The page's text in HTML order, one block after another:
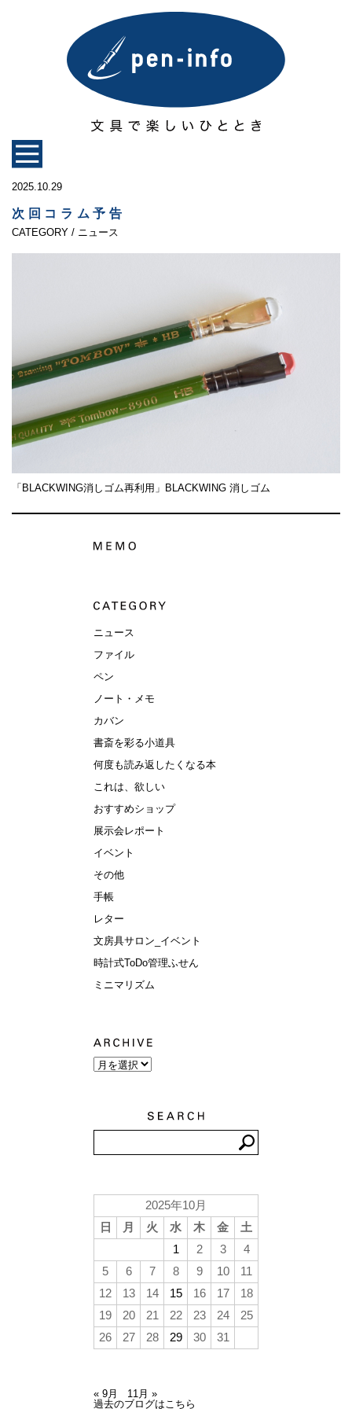
2025.10.29
次回コラム予告
CATEGORY / ニュース
「BLACKWING消しゴム再利用」BLACKWING 消しゴム
ニュース
ファイル
ペン
ノート・メモ
カバン
書斎を彩る小道具
何度も読み返したくなる本
これは、欲しい
おすすめショップ
展示会レポート
イベント
その他
手帳
レター
文房具サロン_イベント
時計式ToDo管理ふせん
ミニマリズム
2025年10月
日
月 火 水 木 金
土
1
2 3
4
5
6 7 8 9 10
11
12
13 14 15 16 17
18
19
20 21 22 23 24
25
26
27 28 29 30 31
« 9月
11月 »
過去のブログはこちら